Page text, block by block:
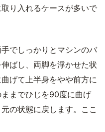
り入れるケースが多いで
でしっかりとマシンのバ
ばし、両脚を浮かせた状
げて上半身をやや前方に
までひじを90度に曲げ
の状態に戻します。ここ